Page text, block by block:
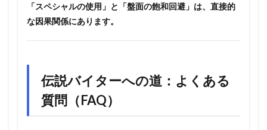
「スペシャルの使用」と「盤面の飽和回避」は、直接的
な因果関係にあります。
伝説バイターへの道：よくある
質問（FAQ）